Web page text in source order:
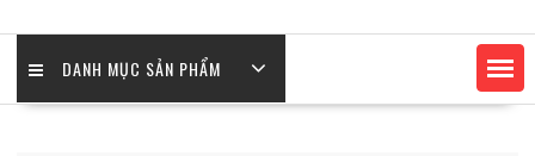
DANH MỤC SẢN PHẨM